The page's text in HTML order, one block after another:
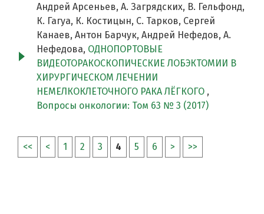
Андрей Арсеньев, А. Загрядских, В. Гельфонд,
К. Гагуа, К. Костицын, С. Тарков, Сергей
Канаев, Антон Барчук, Андрей Нефедов, А.
Нефедова, ОДНОПОРТОВЫЕ
ВИДЕОТОРАКОСКОПИЧЕСКИЕ ЛОБЭКТОМИИ В
ХИРУРГИЧЕСКОМ ЛЕЧЕНИИ
НЕМЕЛКОКЛЕТОЧНОГО РАКА ЛЁГКОГО ,
Вопросы онкологии: Том 63 № 3 (2017)
<< < 1 2 3 4 5 6 > >>